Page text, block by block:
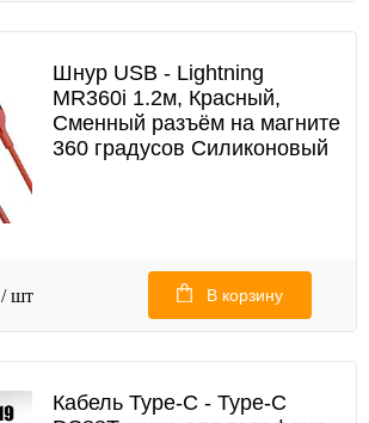
Шнур USB - Lightning
MR360i 1.2м, Красный,
Сменный разъём на магните
360 градусов Силиконовый
/ шт В корзину
Кабель Type-C - Type-C